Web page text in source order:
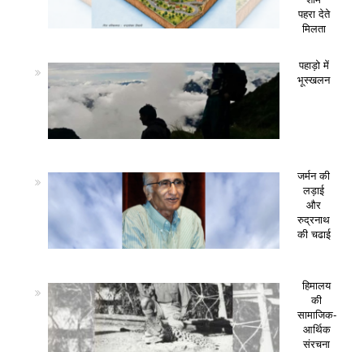
पहरा देते
मिलता
पहाड़ो में
भूस्खलन
जर्मन की
लड़ाई
और
रुद्रनाथ
की चढाई
हिमालय
की
सामाजिक-
आर्थिक
संरचना